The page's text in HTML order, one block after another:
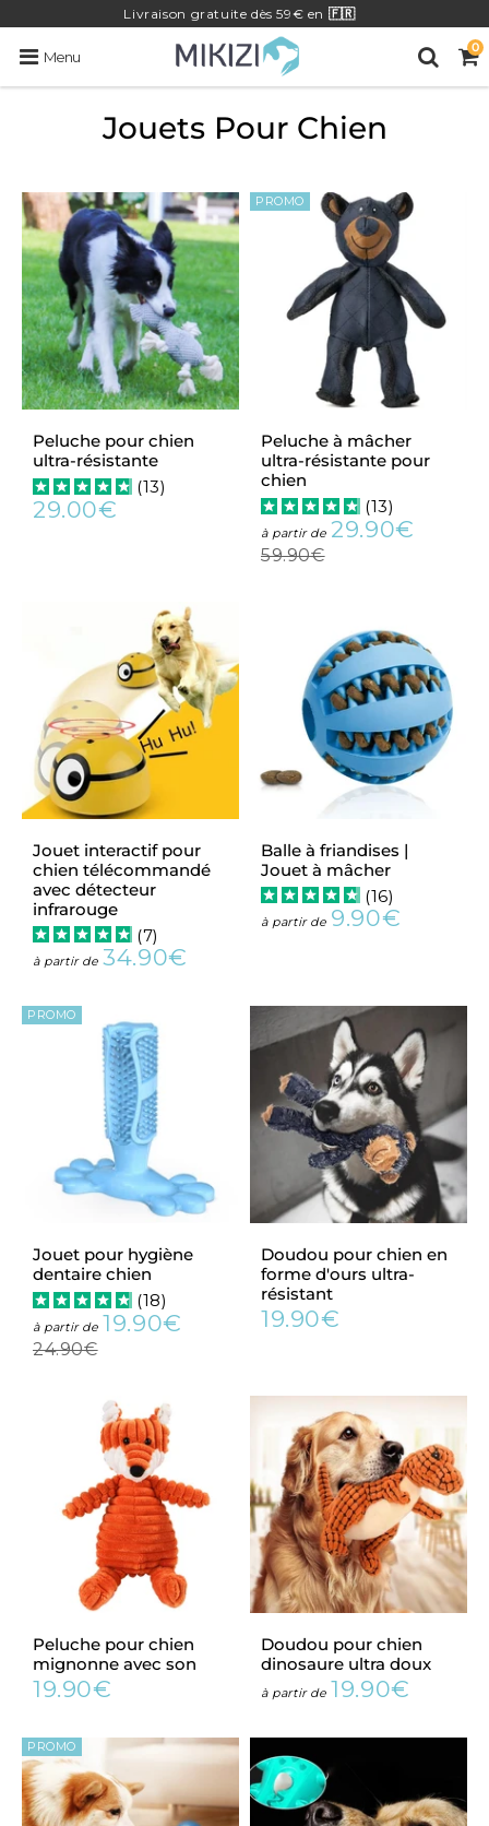
Livraison gratuite dès 59€ en 🇫🇷
Menu
0
Jouets Pour Chien
Peluche pour chien
ultra-résistante
(13)
Prix
29.00€
PROMO
Peluche à mâcher
ultra-résistante pour
chien
(13)
à partir de Prix
29.90€
59.90€59.90€
Jouet interactif pour
chien télécommandé
avec détecteur
infrarouge
(7)
à partir dePrix
34.90€
Balle à friandises |
Jouet à mâcher
(16)
à partir de Prix
9.90€
PROMO
Jouet pour hygiène
dentaire chien
(18)
à partir de Prix
19.90€
24.90€24.90€
Doudou pour chien en
forme d'ours ultra-
résistant
Prix
19.90€
Peluche pour chien
mignonne avec son
Prix
19.90€
Doudou pour chien
dinosaure ultra doux
à partir de Prix
19.90€
PROMO